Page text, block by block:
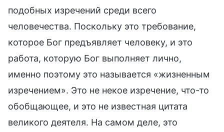
подобных изречений среди всего
человечества. Поскольку это требование,
которое Бог предъявляет человеку, и это
работа, которую Бог выполняет лично,
именно поэтому это называется «жизненным
изречением». Это не некое изречение, что-то
обобщающее, и это не известная цитата
великого деятеля. На самом деле, это